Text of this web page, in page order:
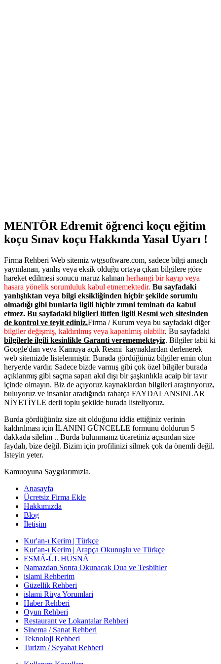
MENTÖR Edremit öğrenci koçu eğitim
koçu Sınav koçu Hakkında Yasal Uyarı !
Firma Rehberi Web sitemiz wtgsoftware.com, sadece bilgi amaçlı
yayınlanan, yanlış veya eksik olduğu ortaya çıkan bilgilere göre
hareket edilmesi sonucu maruz kalınan herhangi bir kayıp veya
hasara yönelik sorumluluk kabul etmemektedir. Bu sayfadaki
yanlışlıktan veya bilgi eksikliğinden hiçbir şekilde sorumlu
olmadığı gibi bunlarla ilgili hiçbir zımni teminatı da kabul
etmez. Bu sayfadaki bilgileri lütfen ilgili Resmi web sitesinden
de kontrol ve teyit ediniz.Firma / Kurum veya bu sayfadaki diğer
bilgiler değişmiş, kaldırılmış veya kapatılmış olabilir. Bu sayfadaki
bilgilerle ilgili kesinlikle Garanti verememekteyiz. Bilgiler tabii ki
Google'dan veya Kamuya açık Resmi kaynaklardan derlenerek
web sitemizde listelenmiştir. Burada gördüğünüz bilgiler emin olun
heryerde vardır. Sadece bizde varmış gibi çok özel bilgiler burada
açıklanmış gibi saçma sapan akıl dışı bir şaşkınlıkla acaip bir tavır
içinde olmayın. Biz de açıyoruz kaynaklardan bilgileri araştırıyoruz,
buluyoruz ve insanlar aradığında rahatça FAYDALANSINLAR
NİYETİYLE derli toplu şekilde burada listeliyoruz.
Burda gördüğünüz size ait olduğunu iddia ettiğiniz verinin
kaldırılması için İLANINI GÜNCELLE formunu doldurun 5
dakkada silelim .. Burda bulunmanız ticaretiniz açısından size
faydalı, bize değil. Bizim için profilinizi silmek çok da önemli değil.
İsteyin yeter.
Kamuoyuna Saygılarımızla.
Anasayfa
Ücretsiz Firma Ekle
Hakkımızda
Blog
İletişim
Kur'an-ı Kerim | Türkçe
Kur'an-ı Kerim | Arapça Okunuşlu ve Türkçe
ESMÂ-ÜL HÜSNÂ
Namazdan Sonra Okunacak Dua ve Tesbihler
islami Rehberim
Güzellik Rehberi
islami Rüya Yorumlari
Haber Rehberi
Oyun Rehberi
Restaurant ve Lokantalar Rehberi
Sinema / Sanat Rehberi
Teknoloji Rehberi
Turizm / Seyahat Rehberi